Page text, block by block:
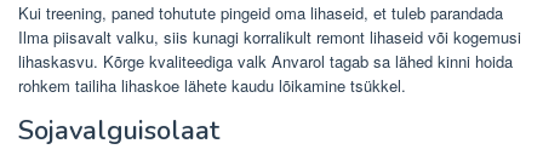
Kui treening, paned tohutute pingeid oma lihaseid, et tuleb parandada
Ilma piisavalt valku, siis kunagi korralikult remont lihaseid või kogemusi
lihaskasvu. Kõrge kvaliteediga valk Anvarol tagab sa lähed kinni hoida
rohkem tailiha lihaskoe lähete kaudu lõikamine tsükkel.
Sojavalguisolaat